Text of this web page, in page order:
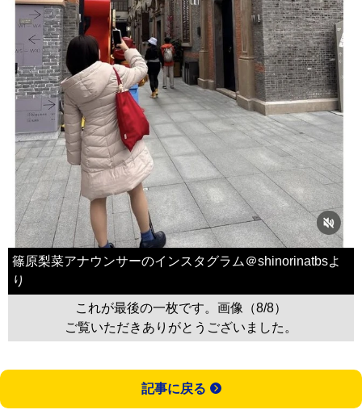
篠原梨菜アナウンサーのインスタグラム＠shinorinatbsよ
り
これが最後の一枚です。画像（8/8）
ご覧いただきありがとうございました。
記事に戻る